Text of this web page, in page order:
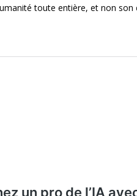
toute entière, et non son